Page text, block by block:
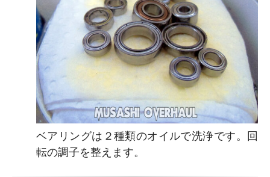
ベアリングは２種類のオイルで洗浄です。回
転の調子を整えます。